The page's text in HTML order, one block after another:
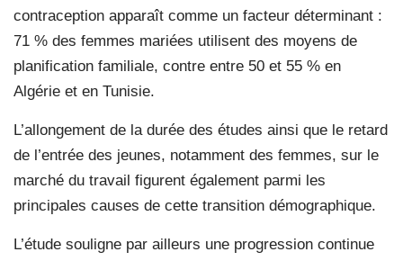
contraception apparaît comme un facteur déterminant :
71 % des femmes mariées utilisent des moyens de
planification familiale, contre entre 50 et 55 % en
Algérie et en Tunisie.
L’allongement de la durée des études ainsi que le retard
de l’entrée des jeunes, notamment des femmes, sur le
marché du travail figurent également parmi les
principales causes de cette transition démographique.
L’étude souligne par ailleurs une progression continue